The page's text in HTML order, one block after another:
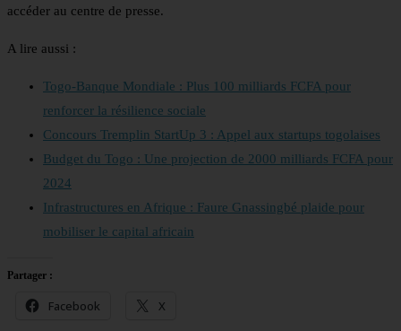
accéder au centre de presse.
A lire aussi :
Togo-Banque Mondiale : Plus 100 milliards FCFA pour
renforcer la résilience sociale
Concours Tremplin StartUp 3 : Appel aux startups togolaises
Budget du Togo : Une projection de 2000 milliards FCFA pour
2024
Infrastructures en Afrique : Faure Gnassingbé plaide pour
mobiliser le capital africain
Partager :
Facebook X